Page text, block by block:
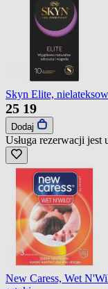
Skyn Elite,
25 19
Dodaj
Usługa rezerwacji jest
New Caress, Wet